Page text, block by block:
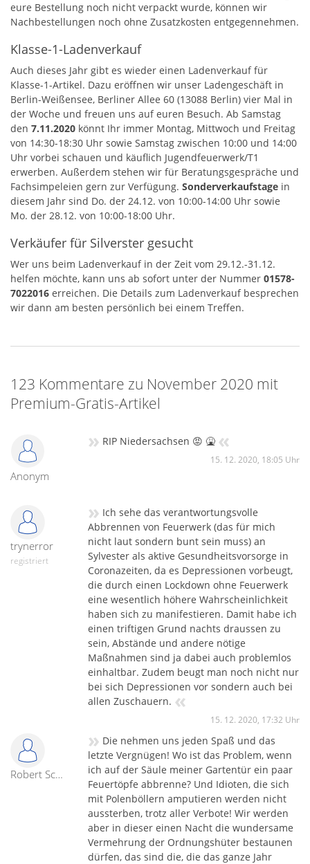
eure Bestellung noch nicht verpackt wurde, können wir
Nachbestellungen noch ohne Zusatzkosten entgegennehmen.
Klasse-1-Ladenverkauf
Auch dieses Jahr gibt es wieder einen Ladenverkauf für
Klasse-1-Artikel. Dazu eröffnen wir unser Ladengeschäft in
Berlin-Weißensee, Berliner Allee 60 (13088 Berlin) vier Mal in
der Woche und freuen uns auf euren Besuch. Ab Samstag
den 7.11.2020 könnt Ihr immer Montag, Mittwoch und Freitag
von 14:30-18:30 Uhr sowie Samstag zwischen 10:00 und 14:00
Uhr vorbei schauen und käuflich Jugendfeuerwerk/T1
erwerben. Außerdem stehen wir für Beratungsgespräche und
Fachsimpeleien gern zur Verfügung. Sonderverkaufstage in
diesem Jahr sind Do. der 24.12. von 10:00-14:00 Uhr sowie
Mo. der 28.12. von 10:00-18:00 Uhr.
Verkäufer für Silverster gesucht
Wer uns beim Ladenverkauf in der Zeit vom 29.12.-31.12.
helfen möchte, kann uns ab sofort unter der Nummer 01578-
7022016 erreichen. Die Details zum Ladenverkauf besprechen
wir dann am besten persönlich bei einem Treffen.
123 Kommentare zu November 2020 mit
Premium-Gratis-Artikel
Anonym
» RIP Niedersachsen 😡 🤮 «
15. 12. 2020, 18:05 Uhr
trynerror
registriert
» Ich sehe das verantwortungsvolle
Abbrennen von Feuerwerk (das für mich
nicht laut sondern bunt sein muss) an
Sylvester als aktive Gesundheitsvorsorge in
Coronazeiten, da es Depressionen vorbeugt,
die durch einen Lockdown ohne Feuerwerk
eine wesentlich höhere Wahrscheinlichkeit
haben sich zu manifestieren. Damit habe ich
einen triftigen Grund nachts draussen zu
sein, Abstände und andere nötige
Maßnahmen sind ja dabei auch problemlos
einhaltbar. Zudem beugt man noch nicht nur
bei sich Depressionen vor sondern auch bei
allen Zuschauern. «
15. 12. 2020, 17:32 Uhr
Robert Scholz
» Die nehmen uns jeden Spaß und das
letzte Vergnügen! Wo ist das Problem, wenn
ich auf der Säule meiner Gartentür ein paar
Feuertöpfe abbrenne? Und Idioten, die sich
mit Polenböllern amputieren werden nicht
aussterben, trotz aller Verbote! Wir werden
aber in dieser einen Nacht die wundersame
Vermehrung der Ordnungshüter bestaunen
dürfen, das sind die, die das ganze Jahr